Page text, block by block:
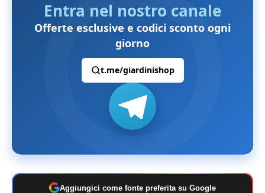
Entra nel nostro canale
Offerte esclusive e codici sconto ogni
giorno
t.me/giardinishop
Aggiungici come fonte preferita su Google